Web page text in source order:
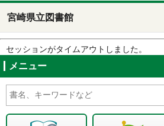
宮崎県立図書館
セッションがタイムアウトしました。
メニュー